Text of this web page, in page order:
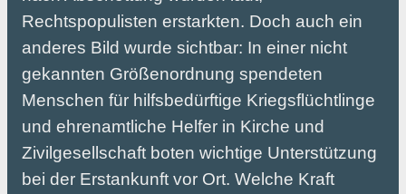
Rechtspopulisten erstarkten. Doch auch ein
anderes Bild wurde sichtbar: In einer nicht
gekannten Größenordnung spendeten
Menschen für hilfsbedürftige Kriegsflüchtlinge
und ehrenamtliche Helfer in Kirche und
Zivilgesellschaft boten wichtige Unterstützung
bei der Erstankunft vor Ort. Welche Kraft